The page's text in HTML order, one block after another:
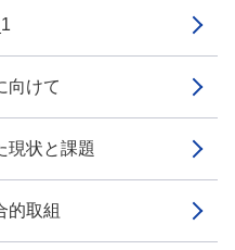
向けて
状と課題
取組